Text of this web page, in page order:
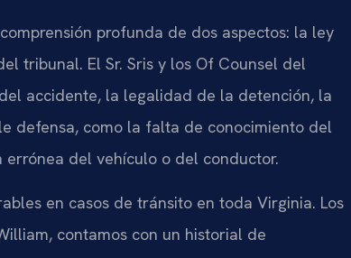
profunda de dos aspectos: la ley
tribunal. El Sr. Sris y los Of Counsel del
accidente, la legalidad de la detención, la
defensa, como la falta de conocimiento del
del vehículo o del conductor.
en casos de tránsito en toda Virginia. Los
contamos con un historial de